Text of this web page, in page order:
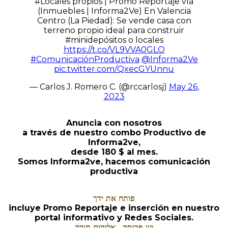
(Inmuebles | Informa2Ve) En Valencia
Centro (La Piedad): Se vende casa con
terreno propio ideal para construir
#minidepósitos o locales
https://t.co/VL9VVA0GLO
#ComunicaciónProductiva @Informa2Ve
pic.twitter.com/QxecGYUnnu
— Carlos J. Romero C. (@rccarlosj) May 26,
2023
Anuncia con nosotros
a través de nuestro combo Productivo de
Informa2ve,
desde 180 $ al mes.
Somos Informa2ve, hacemos comunicación
productiva
פותח את ידך
incluye Promo Reportaje e inserción en nuestro
portal informativo y Redes Sociales.